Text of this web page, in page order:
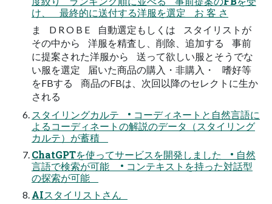
け、 最終的に送付する洋服を選定 お 客 さ
ま D R O B E 自動選定もしくは スタイリストが
その中から 洋服を精査し、削除、追加する 事前
に提案された洋服から 送って欲しい服とそうでな
い服を選定 届いた商品の購入・非購入・ 嗜好等
をFBする 商品のFBは、次回以降のセレクトに生か
される
スタイリングカルテ • コーディネートと自然言語に
よるコーディネートの解説のデータ（スタイリング
カルテ）が蓄積
ChatGPTを使ってサービスを開発しました • 自然
言語で検索が可能 • コンテキストを持った対話型
の探索が可能
AIスタイリストさん